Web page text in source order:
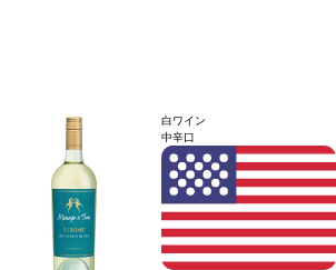
白ワイン
中辛口